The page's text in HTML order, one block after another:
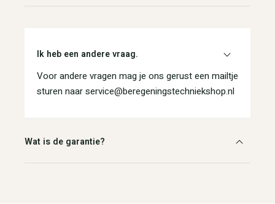
Ik heb een andere vraag.
Voor andere vragen mag je ons gerust een mailtje
sturen naar service@beregeningstechniekshop.nl
Wat is de garantie?